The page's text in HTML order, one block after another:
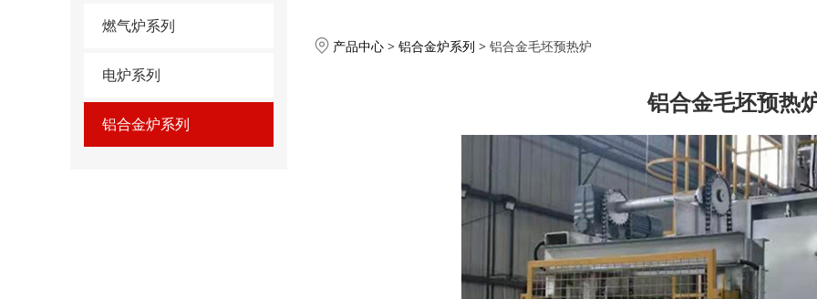
燃气炉系列
电炉系列
铝合金炉系列
铝合金毛坯预热炉
产品中心 >铝合金炉系列 >铝合金毛坯预热炉
铝合金毛坯预热